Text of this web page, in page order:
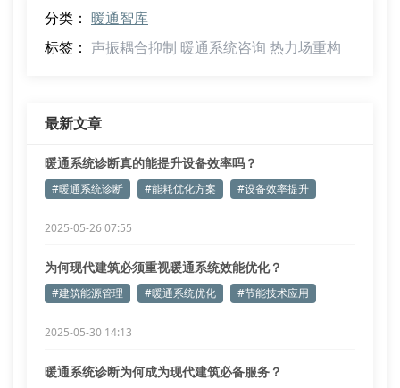
分类： 暖通智库
标签： 声振耦合抑制 暖通系统咨询 热力场重构
最新文章
暖通系统诊断真的能提升设备效率吗？
#暖通系统诊断 #能耗优化方案 #设备效率提升
2025-05-26 07:55
为何现代建筑必须重视暖通系统效能优化？
#建筑能源管理 #暖通系统优化 #节能技术应用
2025-05-30 14:13
暖通系统诊断为何成为现代建筑必备服务？